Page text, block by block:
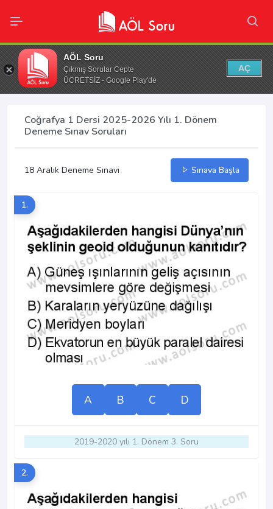
AÖL Soru
Çıkmış Sorular Cepte
ÜCRETSİZ - Google Play'de
AÇ
Coğrafya 1 Dersi 2025-2026 Yılı 1. Dönem
Deneme Sınav Soruları
18 Aralık Deneme Sınavı Sınava Başla
1.
A B C D
2019-2020 yılı 1. Dönem 3. Soru
2.